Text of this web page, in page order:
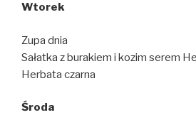
Wtorek
Zupa dnia
Sałatka z burakiem i kozim serem
Herbata czarna
Środa